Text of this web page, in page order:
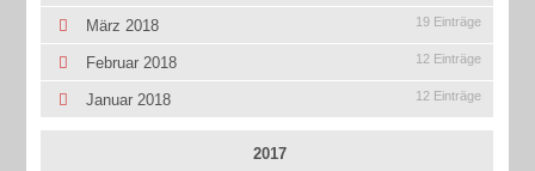
März 2018 19 Einträge
Februar 2018 12 Einträge
Januar 2018 12 Einträge
2017